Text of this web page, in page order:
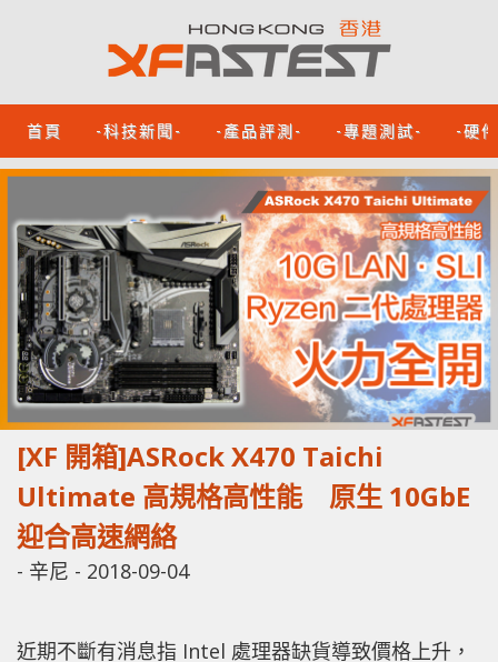
首頁 -科技新聞- -產品評測- -專題測試- -硬
[XF 開箱]ASRock X470 Taichi
Ultimate 高規格高性能 原生 10GbE
迎合高速網絡
- 辛尼 - 2018-09-04
近期不斷有消息指 Intel 處理器缺貨導致價格上升，